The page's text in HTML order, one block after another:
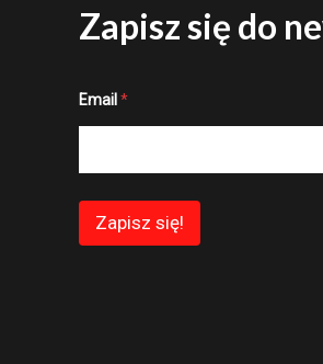
Zapisz się do
E
l
i
Email *
Zapisz się!